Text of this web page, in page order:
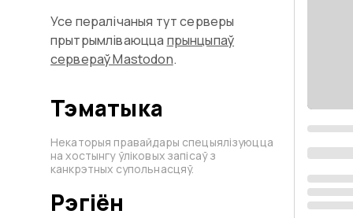
Усе пералічаныя тут серверы
прытрымліваюцца прынцыпаў
сервераў Mastodon.
Тэматыка
Некаторыя правайдары спецыялізуюцца
на хостынгу ўліковых запісаў з
канкрэтных супольнасцяў.
Рэгіён